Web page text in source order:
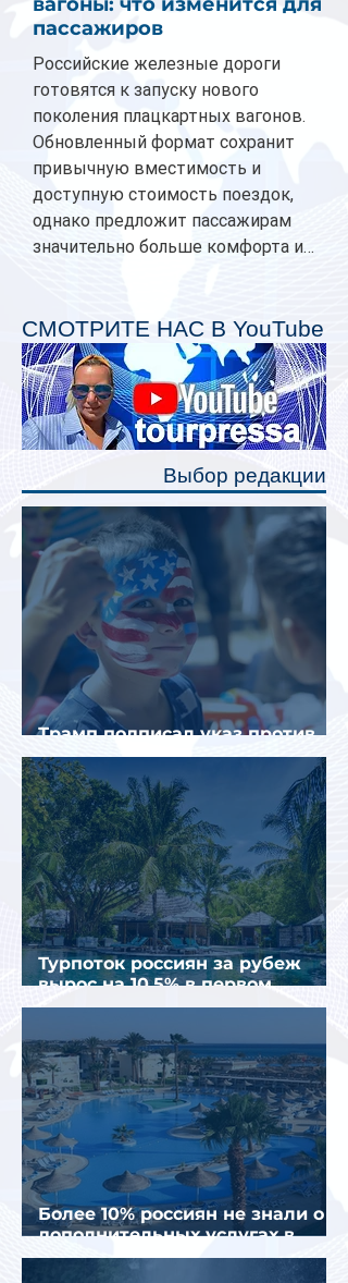
пассажиров
Российские железные дороги
готовятся к запуску нового
поколения плацкартных вагонов.
Обновленный формат сохранит
привычную вместимость и
доступную стоимость поездок,
однако предложит пассажирам
значительно больше комфорта и
планируется начать в 2027 году.
Одним из главных нововведений
станут индивидуальные шторки у
каждого спального места. Они
позволят пассажирам закрыть свою
полку во время сна или отдыха,
СМОТРИТЕ НАС В YouTube
Выбор редакции
Трамп подписал указ против
«родильного туризма» в США
Турпоток россиян за рубеж
вырос на 10,5% в первом
полугодии 2026 года
Более 10% россиян не знали о
дополнительных услугах в
отелях